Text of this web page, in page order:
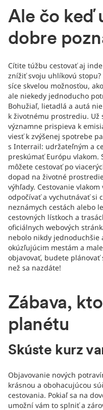
Ale čo keď
dobre
Cítite túžbu cestovať aj
znížiť svoju uhlíkovú
síce skvelou možnosťou,
ale niekedy jednoducho
Bohužiaľ, lietadlá a autá
k životnému prostrediu. Už
významne prispieva k
viesť k zvýšenej spotrebe
s Interrail: udržateľným a
preskúmať Európu vlakom.
môžete cestovať po
dopad na životné
výhľady. Cestovanie
odpočívať a vychutnávať si
neznámych cestách alebo
cestovných lístkoch a
oficiálnych webových
nebolo nikdy jednoduchšie
okúzľujúcim mestám a
objavovať, budete plánovať
než sa nazdáte!
Zábava,
planétu
Skúste kurz
Objavovanie nových
krásnou a obohacujúcou
cestovania. Pokiaľ sa na
umožní vám to splniť a